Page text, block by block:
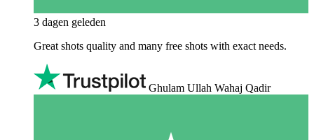
3 dagen geleden
Great shots quality and many free shots with exact needs.
Ghulam Ullah Wahaj Qadir